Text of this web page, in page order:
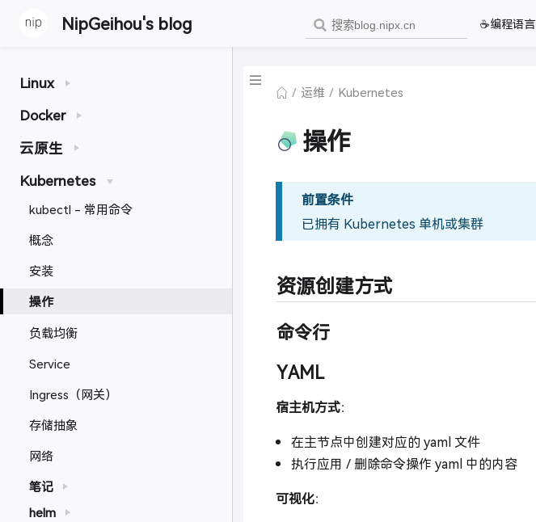
NipGeihou's blog ☕️编程语言
Linux
Docker
云原生
Kubernetes
kubectl - 常用命令
概念
安装
操作
负载均衡
Service
Ingress（网关）
存储抽象
网络
笔记
helm
运维 Kubernetes
操作
前置条件
已拥有 Kubernetes 单机或集群
资源创建方式
命令行
YAML
宿主机方式：
在主节点中创建对应的 yaml 文件
执行应用 / 删除命令操作 yaml 中的内容
可视化：